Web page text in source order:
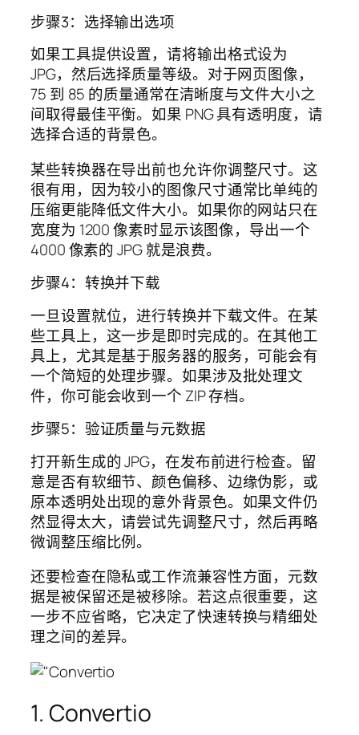
步骤3：选择输出选项
如果工具提供设置，请将输出格式设为
JPG，然后选择质量等级。对于网页图像，
75 到 85 的质量通常在清晰度与文件大小之
间取得最佳平衡。如果 PNG 具有透明度，请
选择合适的背景色。
某些转换器在导出前也允许你调整尺寸。这
很有用，因为较小的图像尺寸通常比单纯的
压缩更能降低文件大小。如果你的网站只在
宽度为 1200 像素时显示该图像，导出一个
4000 像素的 JPG 就是浪费。
步骤4：转换并下载
一旦设置就位，进行转换并下载文件。在某
些工具上，这一步是即时完成的。在其他工
具上，尤其是基于服务器的服务，可能会有
一个简短的处理步骤。如果涉及批处理文
件，你可能会收到一个 ZIP 存档。
步骤5：验证质量与元数据
打开新生成的 JPG，在发布前进行检查。留
意是否有软细节、颜色偏移、边缘伪影，或
原本透明处出现的意外背景色。如果文件仍
然显得太大，请尝试先调整尺寸，然后再略
微调整压缩比例。
还要检查在隐私或工作流兼容性方面，元数
据是被保留还是被移除。若这点很重要，这
一步不应省略，它决定了快速转换与精细处
理之间的差异。
1. Convertio